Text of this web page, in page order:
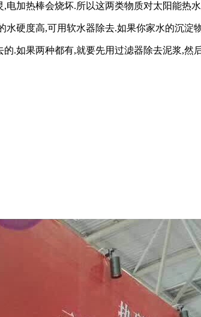
,电加热棒会烧坏.所以这两类物质对太阳能热
水硬度高,可用软水器除去.如果你家水的沉淀
的.如果两种都有,就要先用过滤器除去泥浆,然